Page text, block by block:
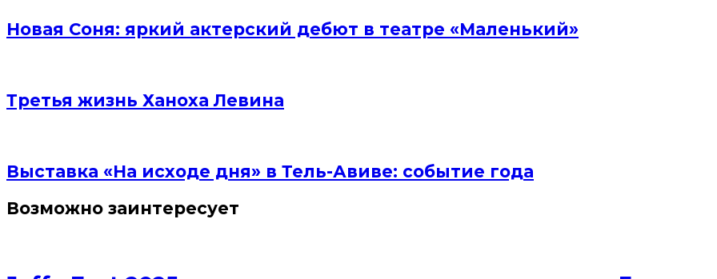
Новая Соня: яркий актерский дебют в театре «Маленький»
Третья жизнь Ханоха Левина
Выставка «На исходе дня» в Тель-Авиве: событие года
Возможно заинтересует